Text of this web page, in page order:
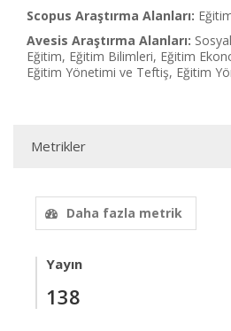
Scopus Araştırma Alanları:
Avesis Araştırma Alanları:
Eğitim, Eğitim Bilimleri, Eğitim
Eğitim Yönetimi ve Teftiş, Eğitim
Metrikler
Daha fazla metrik
Yayın
138